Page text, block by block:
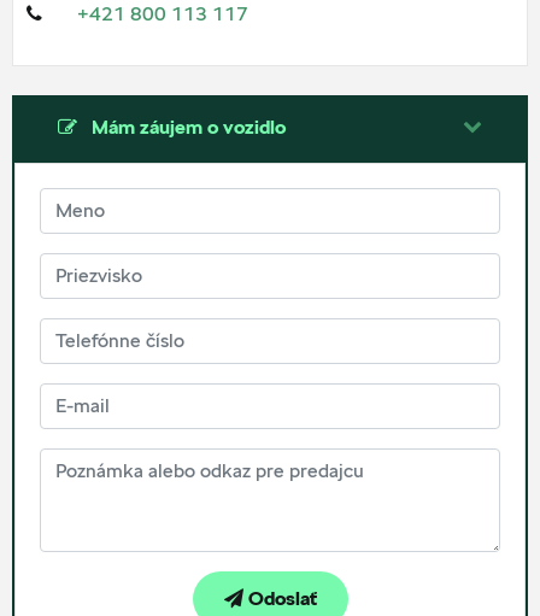
+421 800 113 117
Mám záujem o vozidlo
Odoslať